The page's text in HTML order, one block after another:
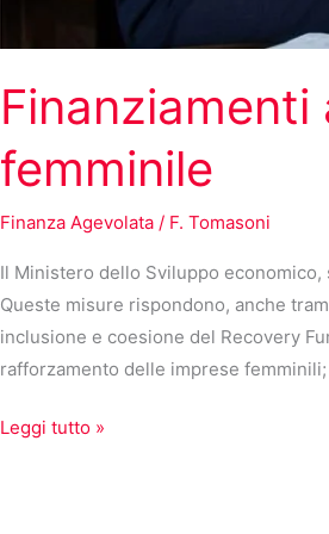
femminile
Finanza Agevolata / F. Tomasoni
Il Ministero dello Sviluppo
Queste misure rispondono, anche
inclusione e coesione del Recovery
rafforzamento delle imprese
Leggi tutto »